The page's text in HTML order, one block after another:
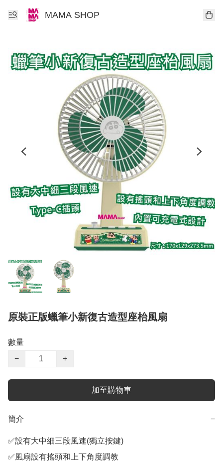
MAMA SHOP
原裝正版蠟筆小新復古造型座枱風扇
數量
−
+
加至購物車
簡介 −
✅設有大中細三段風速(獨立按鍵)
✅風扇設有搖頭和上下角度調教